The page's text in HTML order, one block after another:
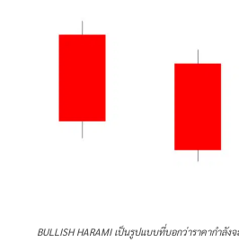
BULLISH HARAMI เป็นรูปแบบที่บอกว่าราคากำลัง